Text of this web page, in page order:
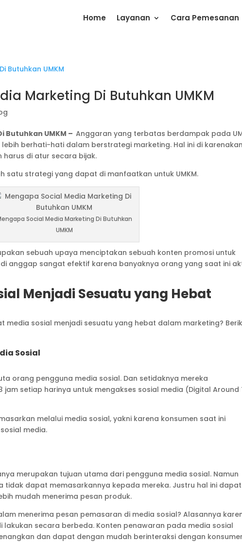
Home Layanan Cara Pemesanan
Marketing Di Butuhkan UMKM
Butuhkan UMKM –Anggaran yang terbatas berdampak pada
lebih berhati-hati dalam berstrategi marketing. Hal ini di karenakan
di atur secara bijak.
satu strategi yang dapat di manfaatkan untuk UMKM.
Social Media Marketing Di Butuhkan
UMKM
sebuah upaya menciptakan sebuah konten promosi untuk
anggap sangat efektif karena banyaknya orang yang saat ini
Menjadi Sesuatu yang Hebat
media sosial menjadi sesuatu yang hebat dalam marketing?
Sosial
orang pengguna media sosial. Dan setidaknya mereka
setiap harinya untuk mengakses sosial media (Digital Around
melalui media sosial, yakni karena konsumen saat ini
media.
merupakan tujuan utama dari pengguna media sosial. Namun
tidak dapat memasarkannya kepada mereka. Justru hal ini dapat
mudah menerima pesan produk.
menerima pesan pemasaran di media sosial? Alasannya
secara berbeda. Konten penawaran pada media sosial
dan dapat dengan mudah berinteraksi dengan